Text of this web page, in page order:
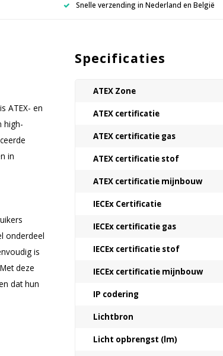
Snelle verzending in Nederland en België
ATEX- en
high-
in
onderdeel
is
deze
dat hun
Specificaties
ATEX Zone
ATEX certificatie
ATEX certificatie gas
ATEX certificatie stof
ATEX certificatie mijnbouw
IECEx Certificatie
IECEx certificatie gas
IECEx certificatie stof
IECEx certificatie mijnbouw
IP codering
Lichtbron
Licht opbrengst (lm)